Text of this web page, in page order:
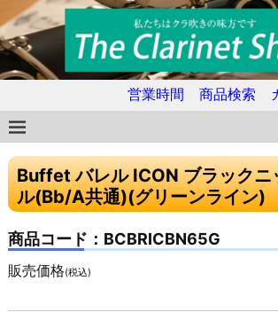
営業時間 商品検索
Buffet バレル ICON ブラックニ
ル(Bb/A共通)(グリーンライン)
商品コード：BCBRICBN65G
販売価格(税込)